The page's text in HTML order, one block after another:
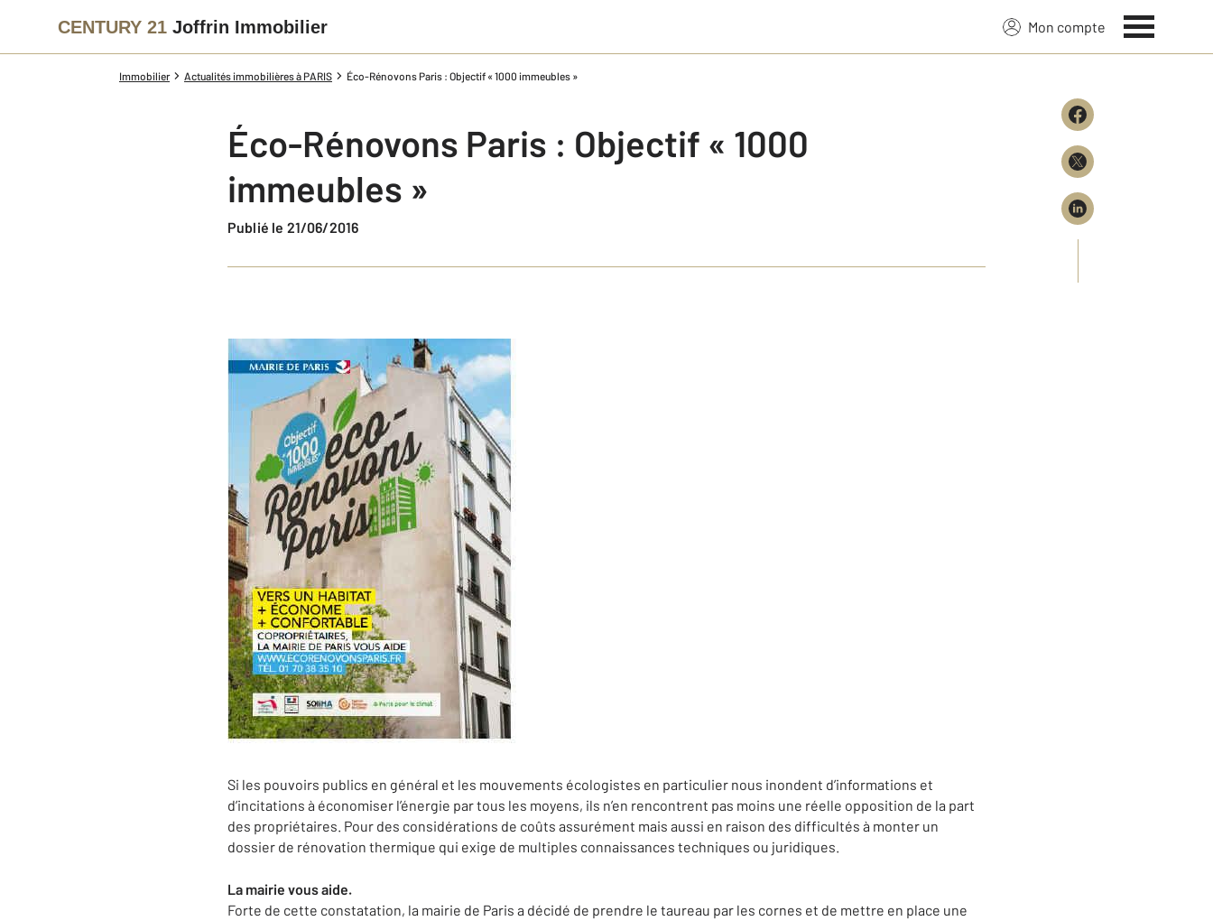
CENTURY 21 Joffrin Immobilier Mon compte
Immobilier Actualités immobilières à PARIS Éco-Rénovons Paris : Objectif « 1000 immeubles »
Éco-Rénovons Paris : Objectif « 1000
immeubles »
Publié le 21/06/2016
Si les pouvoirs publics en général et les mouvements écologistes en particulier nous inondent d’informations et
d’incitations à économiser l’énergie par tous les moyens, ils n’en rencontrent pas moins une réelle opposition de la part
des propriétaires. Pour des considérations de coûts assurément mais aussi en raison des difficultés à monter un
dossier de rénovation thermique qui exige de multiples connaissances techniques ou juridiques.
La mairie vous aide.
Forte de cette constatation, la mairie de Paris a décidé de prendre le taureau par les cornes et de mettre en place une